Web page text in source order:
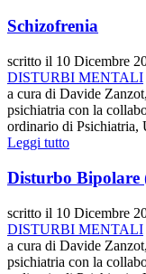
Schizofrenia
scritto il 10 Dicembre
DISTURBI MENTALI
a cura di Davide
psichiatria con la
ordinario di Psichiatria,
Leggi tutto
Disturbo Bipolare
scritto il 10 Dicembre
DISTURBI MENTALI
a cura di Davide
psichiatria con la